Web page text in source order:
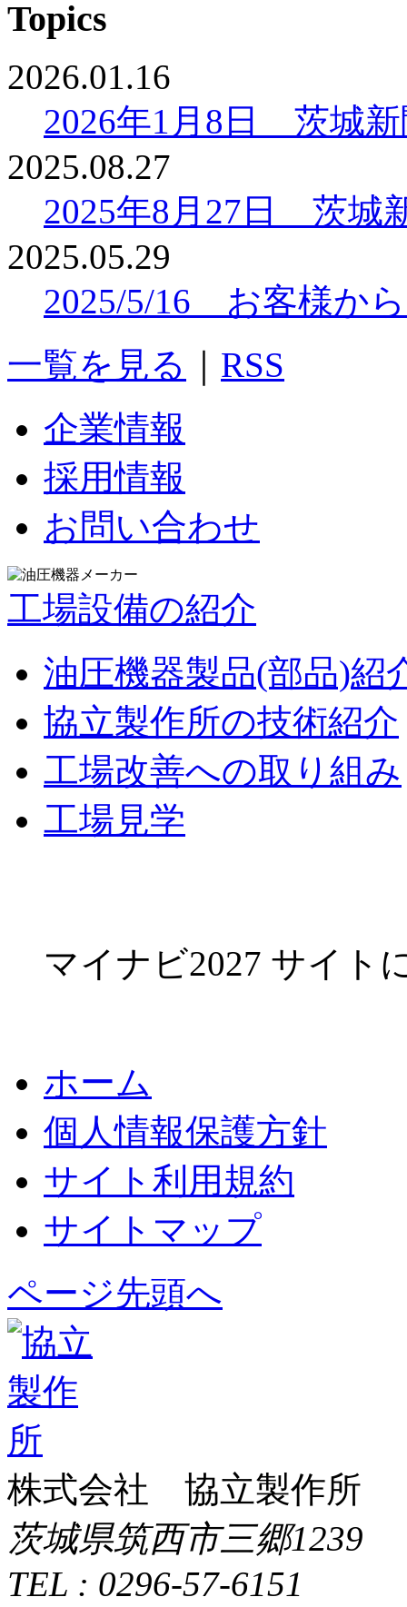
2026.01.16
2026年1月8日 茨城
2025.08.27
2025年8月27日 茨城
2025.05.29
2025/5/16 お客様か
一覧を見る
RSS
企業情報
採用情報
お問い合わせ
工場設備の紹介
油圧機器製品(部品)紹
協立製作所の技術紹介
工場改善への取り組み
工場見学
マイナビ2027 サイト
ホーム
個人情報保護方針
サイト利用規約
サイトマップ
ページ先頭へ
株式会社 協立製作所
茨城県筑西市三郷1239
TEL : 0296-57-6151